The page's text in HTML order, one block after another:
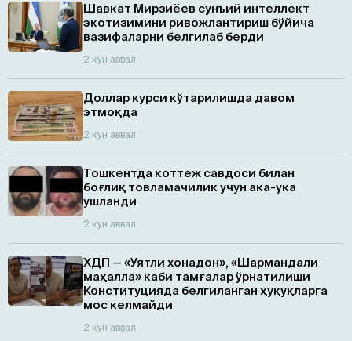
Шавкат Мирзиёев сунъий интеллект
экотизимини ривожлантириш бўйича
вазифаларни белгилаб берди
2 кун аввал
Доллар курси кўтарилишда давом
этмоқда
2 кун аввал
Тошкентда коттеж савдоси билан
боғлиқ товламачилик учун ака-ука
ушланди
2 кун аввал
ХДП — «Уятли хонадон», «Шармандали
маҳалла» каби тамғалар ўрнатилиши
Конституцияда белгиланган ҳуқуқларга
мос келмайди
2 кун аввал